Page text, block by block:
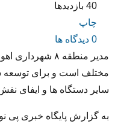
40 بازدیدها
چاپ
0 دیدگاه ها
مدیر منطقه ۸
مختلف است و برای توسعه
سایر دستگاه ها و ایفای